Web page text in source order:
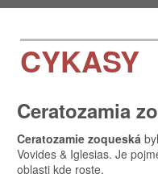
CYKASY
Ceratozamia
Ceratozamie zoqueská
Vovides & Iglesias. Je
oblasti kde roste.